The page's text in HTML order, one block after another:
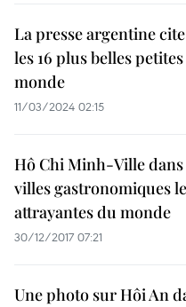
La presse argentine
les 16 plus belles
monde
11/03/2024 02:15
Hô Chi Minh-Ville dans
villes gastronomiques
attrayantes du monde
30/12/2017 07:21
Une photo sur Hôi An